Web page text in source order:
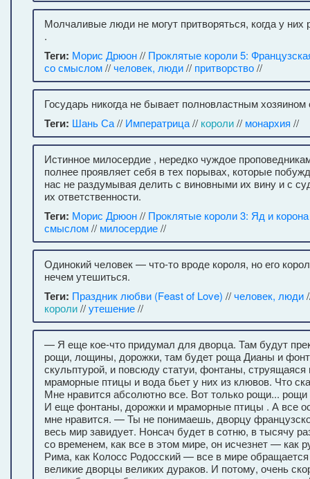
Молчаливые люди не могут притворяться, когда у них
.
Теги: Морис Дрюон// Проклятые короли 5:
со смыслом//человек, люди// притворство//
Государь никогда не бывает полновластным хозяином
Теги: Шань Са// Императрица// короли// монархия //
Истинное милосердие , нередко чуждое
полнее проявляет себя в тех порывах, которые
нас не раздумывая делить с виновными их вину и с
их ответственности.
Теги: Морис Дрюон// Проклятые короли 3: Яд и корона
смыслом// милосердие//
Одинокий человек — что-то вроде короля, но его
нечем утешиться.
Теги: Праздник любви (Feast of Love) //человек, люди
короли//утешение//
— Я еще кое-что придумал для дворца. Там будут
рощи, лощины, дорожки, там будет роща Дианы и
скульптурой, и повсюду статуи, фонтаны,
мраморные птицы и вода бьет у них из клювов. Что
Мне нравится абсолютно все. Вот только рощи... рощи
И еще фонтаны, дорожки и мраморные птицы . А все
мне нравится. — Ты не понимаешь, дворцу
весь мир завидует. Нонсач будет в сотню, в тысячу
со временем, как все в этом мире, он исчезнет — как
Рима, как Колосc Родосский — все в мире
великие дворцы великих дураков. И потому, очень